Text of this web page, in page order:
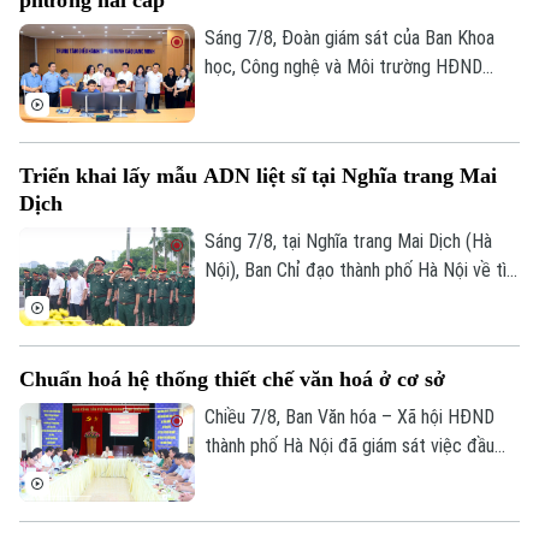
Tư vấn sức khỏe
Bóng đá
Quần vợt
Golf
Giải trí
Tin tức
Sao
Điện ảnh
Âm nhạc
Đã phát sóng
siêu dự án 162.000 tỷ đồng này.
Sáng 7/8, Đoàn giám sát của Ban Khoa
học, Công nghệ và Môi trường HĐND
Triển khai lấy mẫu ADN liệt sĩ tại Nghĩa trang Mai
Dịch
Sáng 7/8, tại Nghĩa trang Mai Dịch (Hà
Nội), Ban Chỉ đạo thành phố Hà Nội về tìm
khai công tác lấy mẫu hài cốt liệt sĩ chưa
xác định được thông tin để phục vụ giám
định ADN.
Chuẩn hoá hệ thống thiết chế văn hoá ở cơ sở
Chiều 7/8, Ban Văn hóa – Xã hội HĐND
thành phố Hà Nội đã giám sát việc đầu